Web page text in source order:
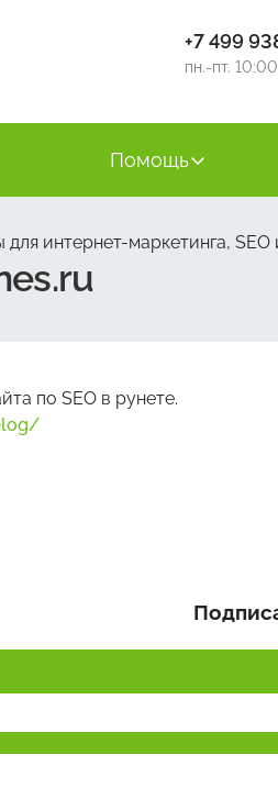
+7 499
пн.-пт.
Помощь
интернет-маркетинга, SEO
по SEO в рунете.